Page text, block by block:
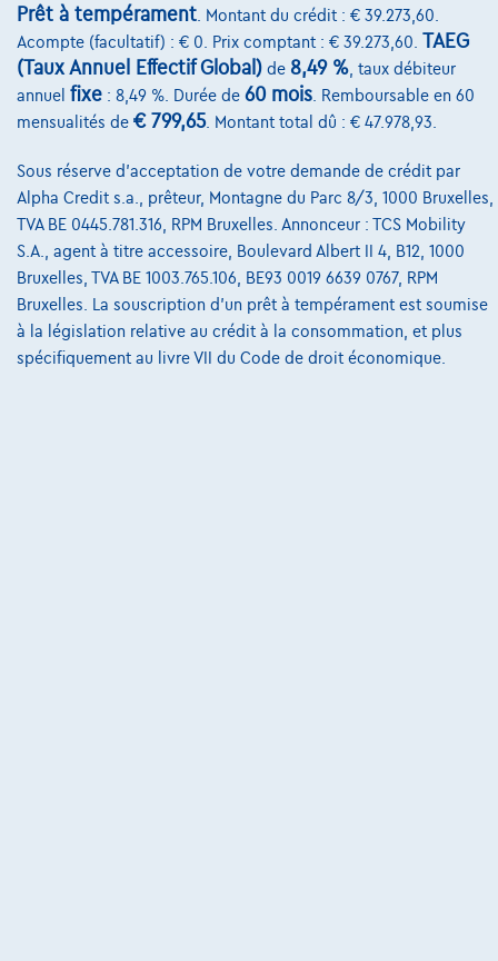
Découvrez l’exemple chiffré complet
9340 Wanzele,Garage Thomas Uyttendaele
Comparer
Prêt à tempérament . Montant du crédit : € 39.273,60.
Acompte (facultatif) : € 0. Prix comptant : € 39.273,60. TAEG
(Taux Annuel Effectif Global) de 8,49 % , taux débiteur
annuel fixe : 8,49 %. Durée de 60 mois . Remboursable en 60
mensualités de € 799,65. Montant total dû : € 47.978,93.
Sous réserve d'acceptation de votre demande de crédit par
Alpha Credit s.a., prêteur, Montagne du Parc 8/3, 1000 Bruxelles,
TVA BE 0445.781.316, RPM Bruxelles. Annonceur : TCS Mobility
S.A., agent à titre accessoire, Boulevard Albert II 4, B12, 1000
Bruxelles, TVA BE 1003.765.106, BE93 0019 6639 0767, RPM
Bruxelles. La souscription d'un prêt à tempérament est soumise
à la législation relative au crédit à la consommation, et plus
spécifiquement au livre VII du Code de droit économique.